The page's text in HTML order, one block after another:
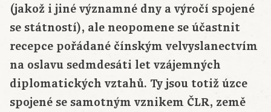
(jakož i jiné významné dny a výročí spojené
se státností), ale neopomene se účastnit
recepce pořádané čínským velvyslanectvím
na oslavu sedmdesáti let vzájemných
diplomatických vztahů. Ty jsou totiž úzce
spojené se samotným vznikem ČLR, země